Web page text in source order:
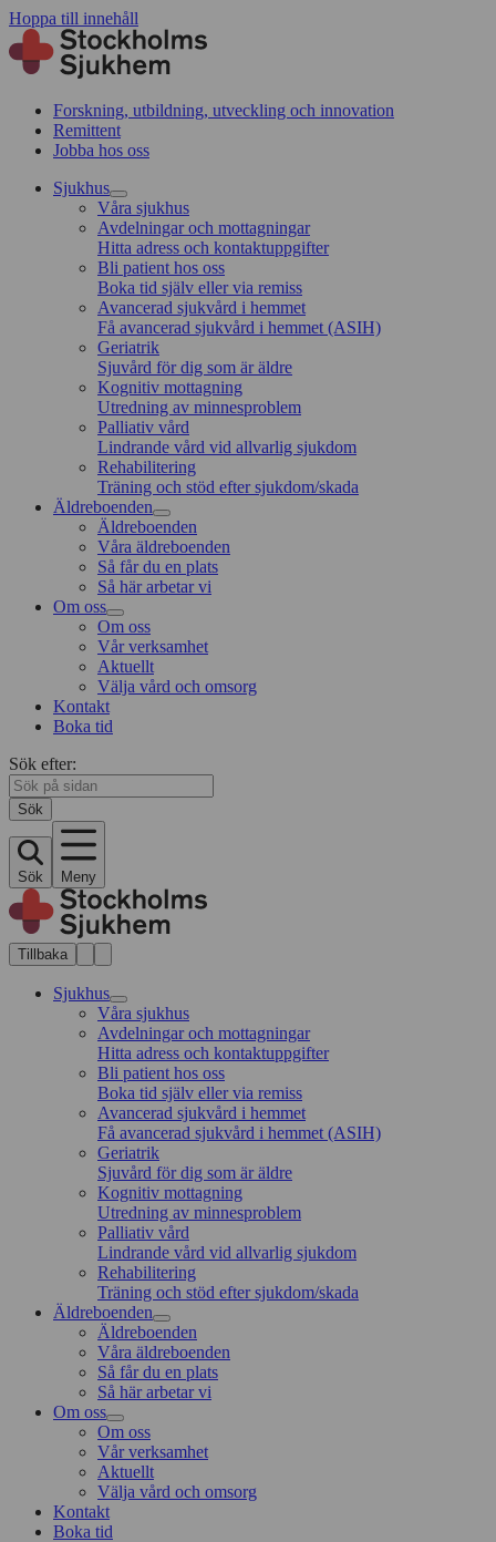
Hoppa till innehåll
Forskning, utbildning, utveckling och innovation
Remittent
Jobba hos oss
Sjukhus
Våra sjukhus
Avdelningar och mottagningar
Hitta adress och kontaktuppgifter
Bli patient hos oss
Boka tid själv eller via remiss
Avancerad sjukvård i hemmet
Få avancerad sjukvård i hemmet (ASIH)
Geriatrik
Sjuvård för dig som är äldre
Kognitiv mottagning
Utredning av minnesproblem
Palliativ vård
Lindrande vård vid allvarlig sjukdom
Rehabilitering
Träning och stöd efter sjukdom/skada
Äldreboenden
Äldreboenden
Våra äldreboenden
Så får du en plats
Så här arbetar vi
Om oss
Om oss
Vår verksamhet
Aktuellt
Välja vård och omsorg
Kontakt
Boka tid
Sök efter:
Sök
Sök Meny
Tillbaka
Sjukhus
Våra sjukhus
Avdelningar och mottagningar
Hitta adress och kontaktuppgifter
Bli patient hos oss
Boka tid själv eller via remiss
Avancerad sjukvård i hemmet
Få avancerad sjukvård i hemmet (ASIH)
Geriatrik
Sjuvård för dig som är äldre
Kognitiv mottagning
Utredning av minnesproblem
Palliativ vård
Lindrande vård vid allvarlig sjukdom
Rehabilitering
Träning och stöd efter sjukdom/skada
Äldreboenden
Äldreboenden
Våra äldreboenden
Så får du en plats
Så här arbetar vi
Om oss
Om oss
Vår verksamhet
Aktuellt
Välja vård och omsorg
Kontakt
Boka tid